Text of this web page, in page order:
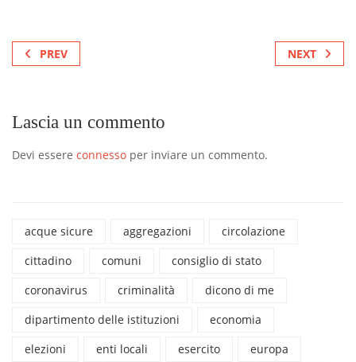
PREV NEXT
Lascia un commento
Devi essere connesso per inviare un commento.
acque sicure aggregazioni
circolazione
cittadino
comuni
consiglio di stato
coronavirus
criminalità
dicono di me
dipartimento delle istituzioni
economia
elezioni
enti locali esercito
europa